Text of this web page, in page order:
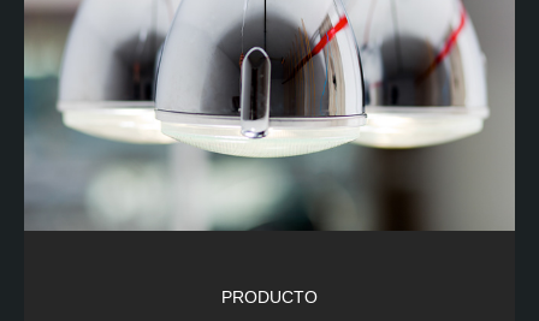
PRODUCTO